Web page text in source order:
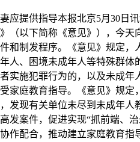
供指导本报北京5月30日
以下简称《意见》），今
制发程序。《意见》规定
、困境未成年人等特殊群
施犯罪行为的，以及未成
庭教育指导。《意见》规
现有关单位未尽到未成年
案件，促进实现“抓前端、
配合，推动建立家庭教育